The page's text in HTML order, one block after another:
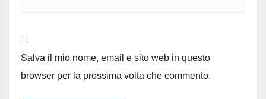
Salva il mio nome, email e sito web in questo
browser per la prossima volta che commento.